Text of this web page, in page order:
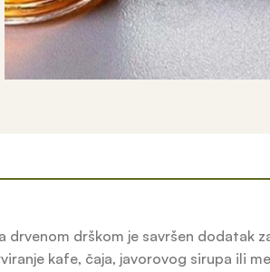
drvenom drškom je savršen dodatak
kafe, čaja, javorovog sirupa ili